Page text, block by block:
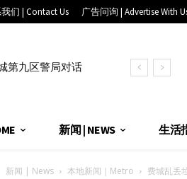
们 | Contact Us 广告问询 | Advertise With
九区警局对话
消费就送礼, 满
新闻 | NEWS 生活
新闻 | News 本地新闻｜Metro 费城乱丢